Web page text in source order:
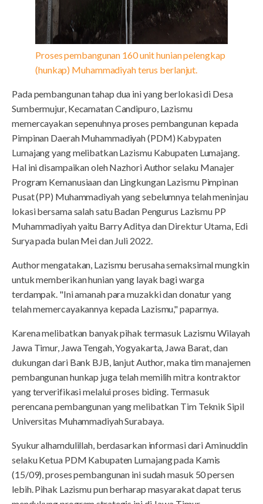
Proses pembangunan 160 unit hunian pelengkap
(hunkap) Muhammadiyah terus berlanjut.
Pada pembangunan tahap dua ini yang berlokasi di Desa
Sumbermujur, Kecamatan Candipuro, Lazismu
memercayakan sepenuhnya proses pembangunan kepada
Pimpinan Daerah Muhammadiyah (PDM) Kabypaten
Lumajang yang melibatkan Lazismu Kabupaten Lumajang.
Hal ini disampaikan oleh Nazhori Author selaku Manajer
Program Kemanusiaan dan Lingkungan Lazismu Pimpinan
Pusat (PP) Muhammadiyah yang sebelumnya telah meninjau
lokasi bersama salah satu Badan Pengurus Lazismu PP
Muhammadiyah yaitu Barry Aditya dan Direktur Utama, Edi
Surya pada bulan Mei dan Juli 2022.
Author mengatakan, Lazismu berusaha semaksimal mungkin
untuk memberikan hunian yang layak bagi warga
terdampak. "Ini amanah para muzakki dan donatur yang
telah memercayakannya kepada Lazismu," paparnya.
Karena melibatkan banyak pihak termasuk Lazismu Wilayah
Jawa Timur, Jawa Tengah, Yogyakarta, Jawa Barat, dan
dukungan dari Bank BJB, lanjut Author, maka tim manajemen
pembangunan hunkap juga telah memilih mitra kontraktor
yang terverifikasi melalui proses biding. Termasuk
perencana pembangunan yang melibatkan Tim Teknik Sipil
Universitas Muhammadiyah Surabaya.
Syukur alhamdulillah, berdasarkan informasi dari Aminuddin
selaku Ketua PDM Kabupaten Lumajang pada Kamis
(15/09), proses pembangunan ini sudah masuk 50 persen
lebih. Pihak Lazismu pun berharap masyarakat dapat terus